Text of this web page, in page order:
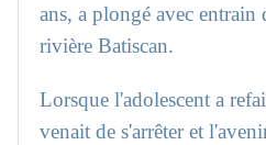
ans, a plongé avec entrain
rivière Batiscan.
Lorsque l'adolescent a
venait de s'arrêter et